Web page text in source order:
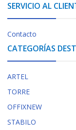
SERVICIO AL
Contacto
CATEGORÍAS
ARTEL
TORRE
OFFIXNEW
STABILO